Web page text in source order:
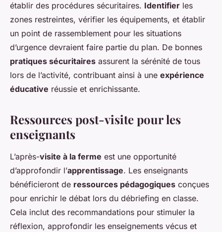
établir des procédures sécuritaires. Identifier les
zones restreintes, vérifier les équipements, et établir
un point de rassemblement pour les situations
d’urgence devraient faire partie du plan. De bonnes
pratiques sécuritaires assurent la sérénité de tous
lors de l’activité, contribuant ainsi à une expérience
éducative réussie et enrichissante.
Ressources post-visite pour les
enseignants
L’après-visite à la ferme est une opportunité
d’approfondir l’apprentissage. Les enseignants
bénéficieront de ressources pédagogiques conçues
pour enrichir le débat lors du débriefing en classe.
Cela inclut des recommandations pour stimuler la
réflexion, approfondir les enseignements vécus et